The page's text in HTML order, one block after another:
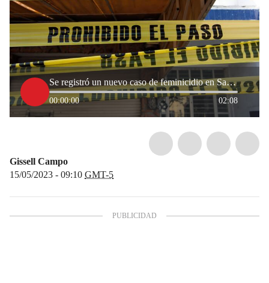
Se registró un nuevo caso de feminicidio en Santa Marta
00:00:00 02:08
Gissell Campo
15/05/2023 - 09:10 GMT-5